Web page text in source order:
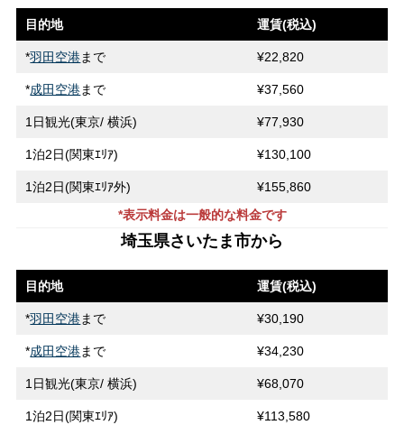
目的地 運賃(税込)
*羽田空港まで ¥22,820
*成田空港まで ¥37,560
1日観光(東京/ 横浜) ¥77,930
1泊2日(関東ｴﾘｱ) ¥130,100
1泊2日(関東ｴﾘｱ外)
¥155,860
*表示料金は一般的な料金です
埼玉県さいたま市から
目的地 運賃(税込)
*羽田空港まで ¥30,190
*成田空港まで ¥34,230
1日観光(東京/ 横浜) ¥68,070
1泊2日(関東ｴﾘｱ) ¥113,580